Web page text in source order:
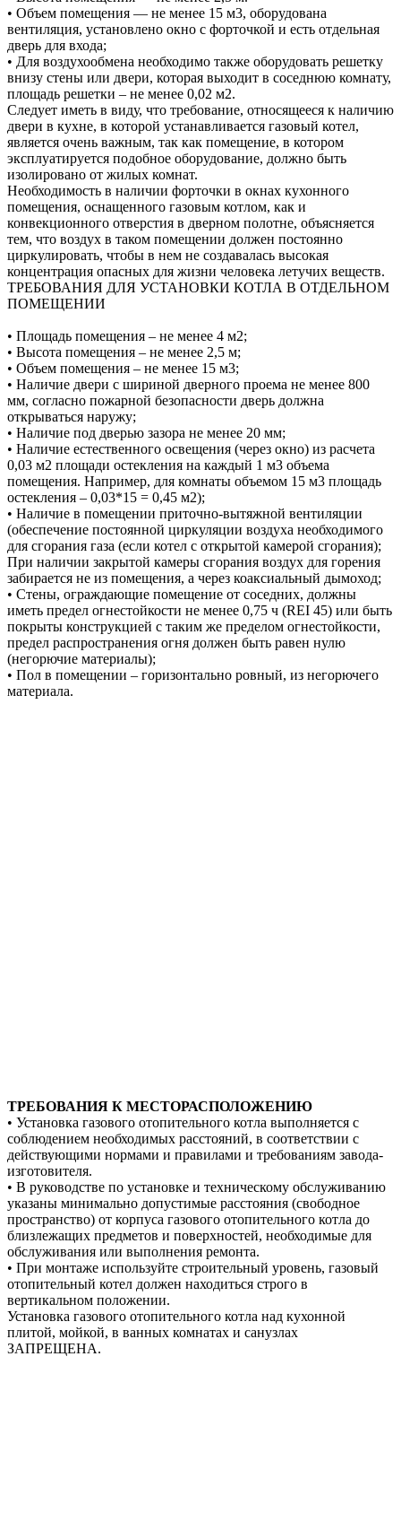
• Объем помещения — не менее 15 м3, оборудована
вентиляция, установлено окно с форточкой и есть отдельная
дверь для входа;
• Для воздухообмена необходимо также оборудовать решетку
внизу стены или двери, которая выходит в соседнюю комнату,
площадь решетки – не менее 0,02 м2.
Следует иметь в виду, что требование, относящееся к наличию
двери в кухне, в которой устанавливается газовый котел,
является очень важным, так как помещение, в котором
эксплуатируется подобное оборудование, должно быть
изолировано от жилых комнат.
Необходимость в наличии форточки в окнах кухонного
помещения, оснащенного газовым котлом, как и
конвекционного отверстия в дверном полотне, объясняется
тем, что воздух в таком помещении должен постоянно
циркулировать, чтобы в нем не создавалась высокая
концентрация опасных для жизни человека летучих веществ.
ТРЕБОВАНИЯ ДЛЯ УСТАНОВКИ КОТЛА В ОТДЕЛЬНОМ
ПОМЕЩЕНИИ
• Площадь помещения – не менее 4 м2;
• Высота помещения – не менее 2,5 м;
• Объем помещения – не менее 15 м3;
• Наличие двери с шириной дверного проема не менее 800
мм, согласно пожарной безопасности дверь должна
открываться наружу;
• Наличие под дверью зазора не менее 20 мм;
• Наличие естественного освещения (через окно) из расчета
0,03 м2 площади остекления на каждый 1 м3 объема
помещения. Например, для комнаты объемом 15 м3 площадь
остекления – 0,03*15 = 0,45 м2);
• Наличие в помещении приточно-вытяжной вентиляции
(обеспечение постоянной циркуляции воздуха необходимого
для сгорания газа (если котел с открытой камерой сгорания);
При наличии закрытой камеры сгорания воздух для горения
забирается не из помещения, а через коаксиальный дымоход;
• Стены, ограждающие помещение от соседних, должны
иметь предел огнестойкости не менее 0,75 ч (REI 45) или быть
покрыты конструкцией с таким же пределом огнестойкости,
предел распространения огня должен быть равен нулю
(негорючие материалы);
• Пол в помещении – горизонтально ровный, из негорючего
материала.
ТРЕБОВАНИЯ К МЕСТОРАСПОЛОЖЕНИЮ
• Установка газового отопительного котла выполняется с
соблюдением необходимых расстояний, в соответствии с
действующими нормами и правилами и требованиям завода-
изготовителя.
• В руководстве по установке и техническому обслуживанию
указаны минимально допустимые расстояния (свободное
пространство) от корпуса газового отопительного котла до
близлежащих предметов и поверхностей, необходимые для
обслуживания или выполнения ремонта.
• При монтаже используйте строительный уровень, газовый
отопительный котел должен находиться строго в
вертикальном положении.
Установка газового отопительного котла над кухонной
плитой, мойкой, в ванных комнатах и санузлах
ЗАПРЕЩЕНА.